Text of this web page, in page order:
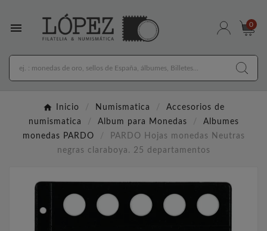
 0
Inicio Numismatica
Accesorios de
numismatica
Album para Monedas
Albumes
monedas PARDO
PARDO Hojas monedas Neutras
negras claraboya. 25 departamentos